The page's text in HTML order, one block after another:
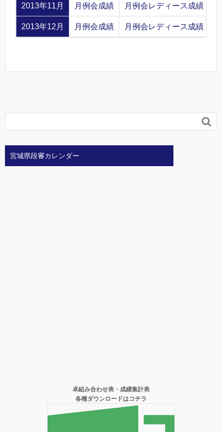
2013年11月 月例会成績 月例会レディース成績
2013年12月 月例会成績 月例会レディース成績

宮城県段審カレンダー
卓組み合わせ表・成績集計表
各種ダウンロードはコチラ